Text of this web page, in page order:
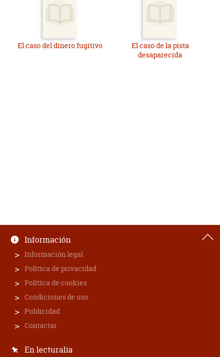
El caso del dinero fugitivo
El caso de la pista
desaparecida
Información
Información legal
Política de privacidad
Política de cookies
Condiciones de uso
Publicidad
Contactar
En lecturalia